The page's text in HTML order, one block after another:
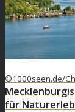
©1000seen.de/
für